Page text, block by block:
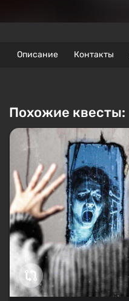
Описание Контакты
Похожие квесты: